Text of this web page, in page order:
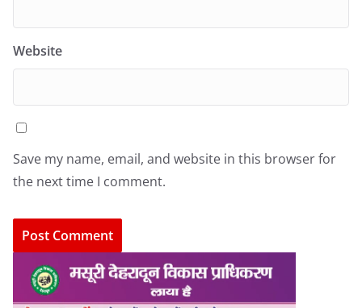
Website
Save my name, email, and website in this browser for
the next time I comment.